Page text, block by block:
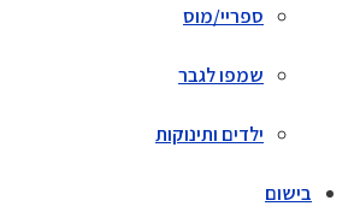
ספריי/מוס
שמפו לגבר
ילדים ותינוקות
בישום